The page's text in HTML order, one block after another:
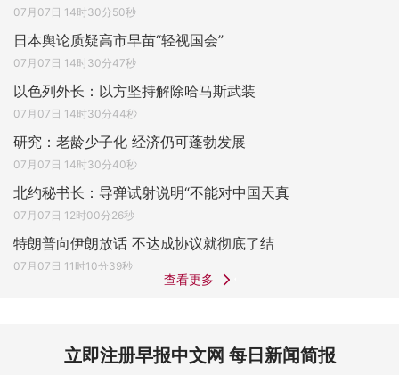
07月07日 14时30分50秒
日本舆论质疑高市早苗“轻视国会”
07月07日 14时30分47秒
以色列外长：以方坚持解除哈马斯武装
07月07日 14时30分44秒
研究：老龄少子化 经济仍可蓬勃发展
07月07日 14时30分40秒
北约秘书长：导弹试射说明“不能对中国天真
07月07日 12时00分26秒
特朗普向伊朗放话 不达成协议就彻底了结
07月07日 11时10分39秒
查看更多
立即注册早报中文网 每日新闻简报